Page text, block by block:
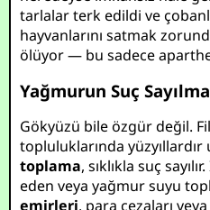
tarlalar terk edildi ve
hayvanlarını satmak
ölüyor — bu sadece
Yağmurun Suç
Gökyüzü bile özgür değil.
topluluklarında
toplama, sıklıkla suç
eden veya yağmur suyu
emirleri, para cezaları